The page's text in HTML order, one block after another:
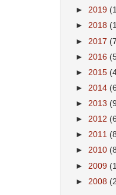
► 2019
► 2018
► 2017
► 2016
► 2015
► 2014
► 2013
► 2012
► 2011
► 2010
► 2009
► 2008